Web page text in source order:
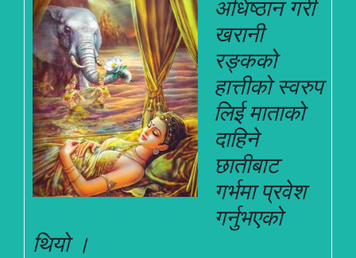
अधिष्ठान गरी
खरानी
रङ्कको
हात्तीको स्वरुप
लिई माताको
दाहिने
छातीबाट
गर्भमा प्रवेश
गर्नुभएको
थियो ।